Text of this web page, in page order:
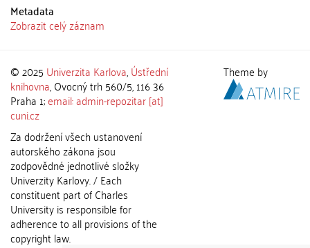
Metadata
Zobrazit celý záznam
© 2025 Univerzita Karlova,Ústřední
knihovna, Ovocný trh 560/5, 116 36
Praha 1;email: admin-repozitar [at]
cuni.cz
Za dodržení všech ustanovení
autorského zákona jsou
zodpovědné jednotlivé složky
Univerzity Karlovy. / Each
constituent part of Charles
University is responsible for
adherence to all provisions of the
copyright law.
Theme by